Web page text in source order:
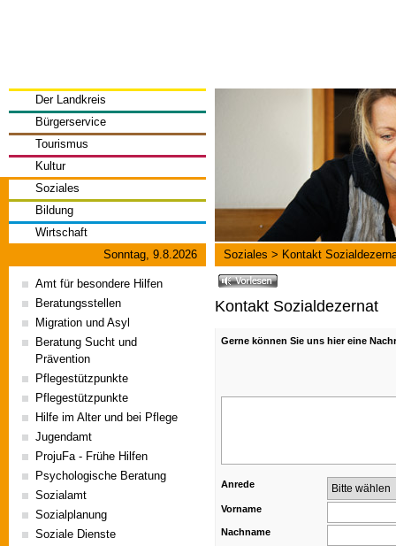
Der Landkreis
Bürgerservice
Tourismus
Kultur
Soziales
Bildung
Wirtschaft
Sonntag, 9.8.2026
Soziales > Kontakt
Amt für besondere Hilfen
Beratungsstellen
Migration und Asyl
Beratung Sucht und
Prävention
Pflegestützpunkte
Pflegestützpunkte
Hilfe im Alter und bei Pflege
Jugendamt
ProjuFa - Frühe Hilfen
Psychologische Beratung
Sozialamt
Sozialplanung
Soziale Dienste
Kontakt Sozialdezernat
Gerne können Sie uns hier eine
Anrede
Vorname
Nachname